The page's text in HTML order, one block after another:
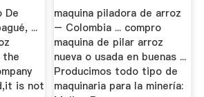
De
...
the
is not
maquina piladora de arroz
– Colombia ... compro
maquina de pilar arroz
nueva o usada en buenas ...
Producimos todo tipo de
maquinaria para la minería: